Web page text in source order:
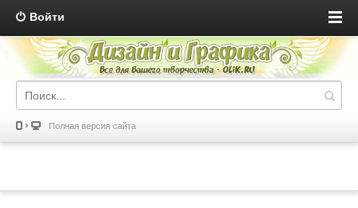
Войти
Полная версия сайта